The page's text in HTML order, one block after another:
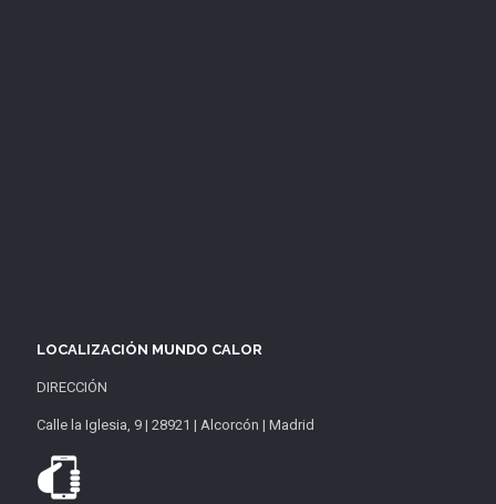
LOCALIZACIÓN MUNDO CALOR
DIRECCIÓN
Calle la Iglesia, 9 | 28921 | Alcorcón | Madrid